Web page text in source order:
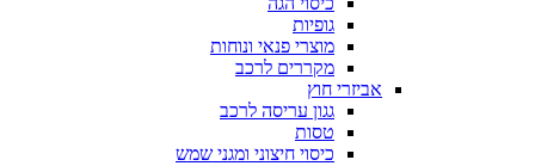
גופיות
מוצרי פנאי ונוחות
מקררים לרכב
אביזרי חוץ
גגון עריסה לרכב
טסות
כיסוי חיצוני ומגני שמש